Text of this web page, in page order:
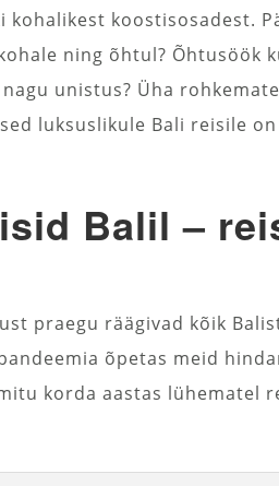
koostisosadest.
ning õhtul? Õhtusöök
unistus? Üha
luksuslikule Bali reisile
Balil –
praegu räägivad kõik
õpetas meid
korda aastas lühematel